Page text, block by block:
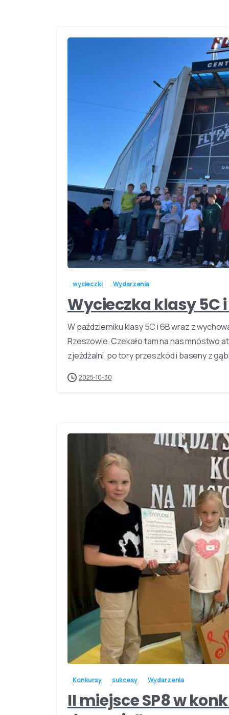
wycieczki Wydarzenia
Wycieczka klasy 5C
W październiku klasy 5C i 6B wraz z
Rzeszowie. Czekało tam na nas mnóstwo
zjeżdżalni, po tory przeszkód i baseny z
2025-10-30
Konkursy sukcesy Wydarzenia
II miejsce SP8 w